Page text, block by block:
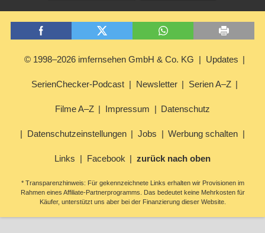
© 1998–2026 imfernsehen GmbH & Co. KG Updates
SerienChecker-Podcast Newsletter Serien A–Z
Filme A–Z Impressum Datenschutz
Datenschutzeinstellungen Jobs Werbung schalten
Links Facebook zurück nach oben
* Transparenzhinweis: Für gekennzeichnete Links erhalten wir Provisionen im
Rahmen eines Affiliate-Partnerprogramms. Das bedeutet keine Mehrkosten für
Käufer, unterstützt uns aber bei der Finanzierung dieser Website.